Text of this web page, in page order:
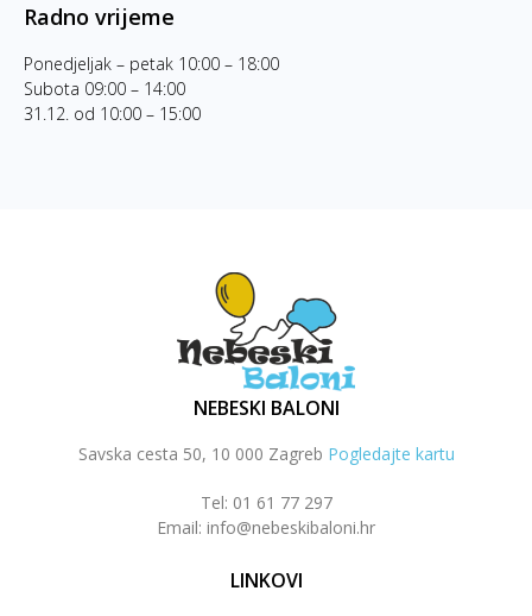
Radno vrijeme
Ponedjeljak – petak 10:00 – 18:00
Subota 09:00 – 14:00
31.12. od 10:00 – 15:00
NEBESKI BALONI
Savska cesta 50, 10 000 Zagreb Pogledajte kartu
Tel: 01 61 77 297
Email: info@nebeskibaloni.hr
LINKOVI